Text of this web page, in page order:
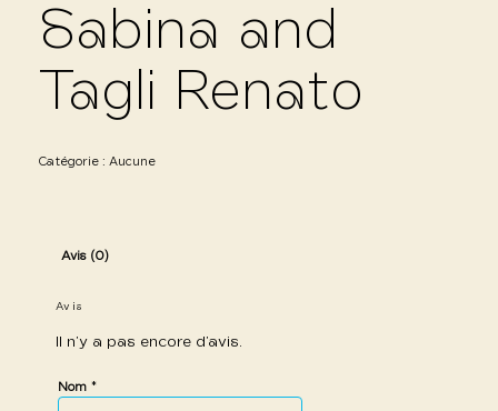
Sabina and
Tagli Renato
Catégorie : Aucune
Avis (0)
Avis
Il n’y a pas encore d’avis.
Nom *